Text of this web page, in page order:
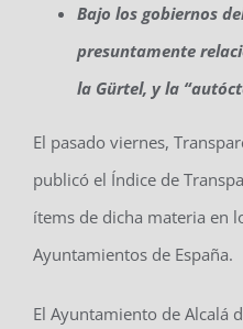
Bajo los gobiernos
presuntamente
la Gürtel, y la
El pasado viernes,
publicó el Índice de
ítems de dicha materia en
Ayuntamientos de España.
El Ayuntamiento de Alcalá